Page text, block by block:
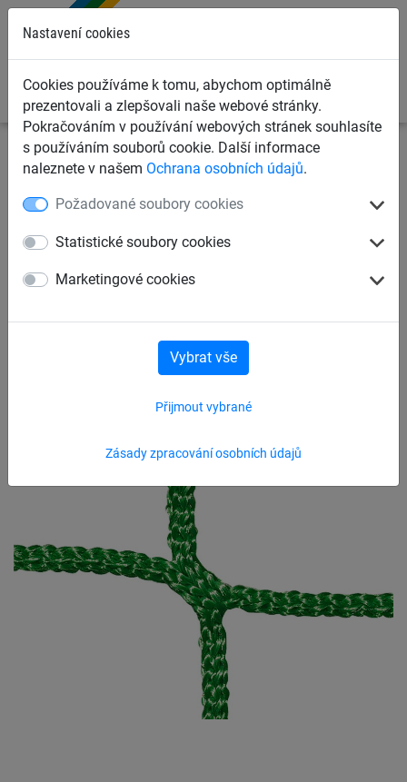
Nastavení cookies
Cookies používáme k tomu, abychom optimálně
prezentovali a zlepšovali naše webové stránky.
Pokračováním v používání webových stránek souhlasíte
s používáním souborů cookie. Další informace
naleznete v našem Ochrana osobních údajů.
Požadované soubory cookies
Statistické soubory cookies
Marketingové cookies
Zásady zpracování osobních údajů
Přijmout vybrané
Vybrat vše
Ochranné sítě a plachty
Kontejnerové sítě a plachty pro
Krycí sítě, PP 4 mm, oko 100
mm